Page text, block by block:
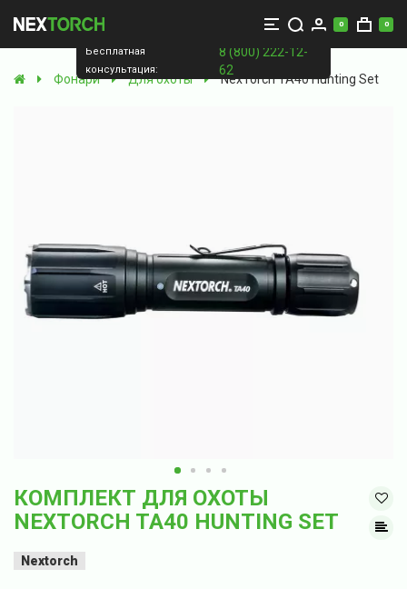
0 0
Фонари Для охоты NexTorch TA40 Hunting Set
КОМПЛЕКТ ДЛЯ ОХОТЫ
NEXTORCH TA40 HUNTING SET
Nextorch
Бесплатная
консультация:
8 (800) 222-12-
62